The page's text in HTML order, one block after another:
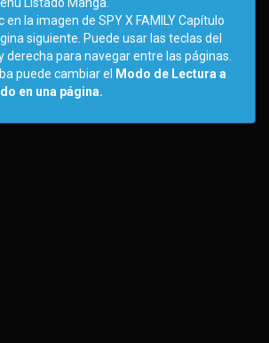
en la imagen de SPY X FAMILY Capítulo
siguiente. Puede usar las teclas del
derecha para navegar entre las páginas.
puede cambiar el
Modo de Lectura a
en una página.